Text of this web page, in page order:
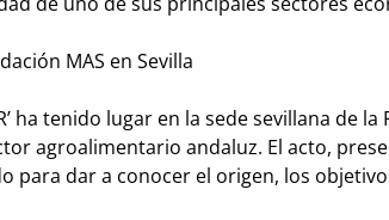
MAS en Sevilla
ha tenido lugar en la sede sevillana de
agroalimentario andaluz. El acto,
para dar a conocer el origen, los